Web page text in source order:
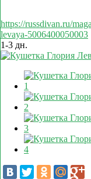
https://russdivan.ru/
levaya-5006400050003
1-3 дн.